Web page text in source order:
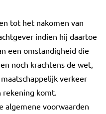
tot het nakomen van
indien hij daartoe
een omstandigheid die
noch krachtens de wet,
verkeer
komt.
algemene voorwaarden